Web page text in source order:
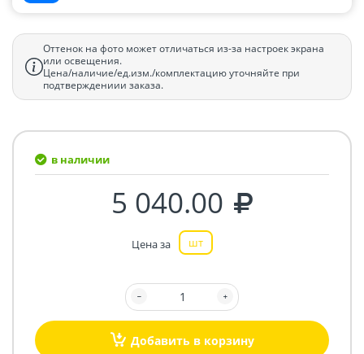
Оттенок на фото может отличаться из-за настроек экрана
или освещения.
Цена/наличие/ед.изм./комплектацию уточняйте при
подтверждениии заказа.
в наличии
5 040.00
Цена за шт
Добавить в корзину